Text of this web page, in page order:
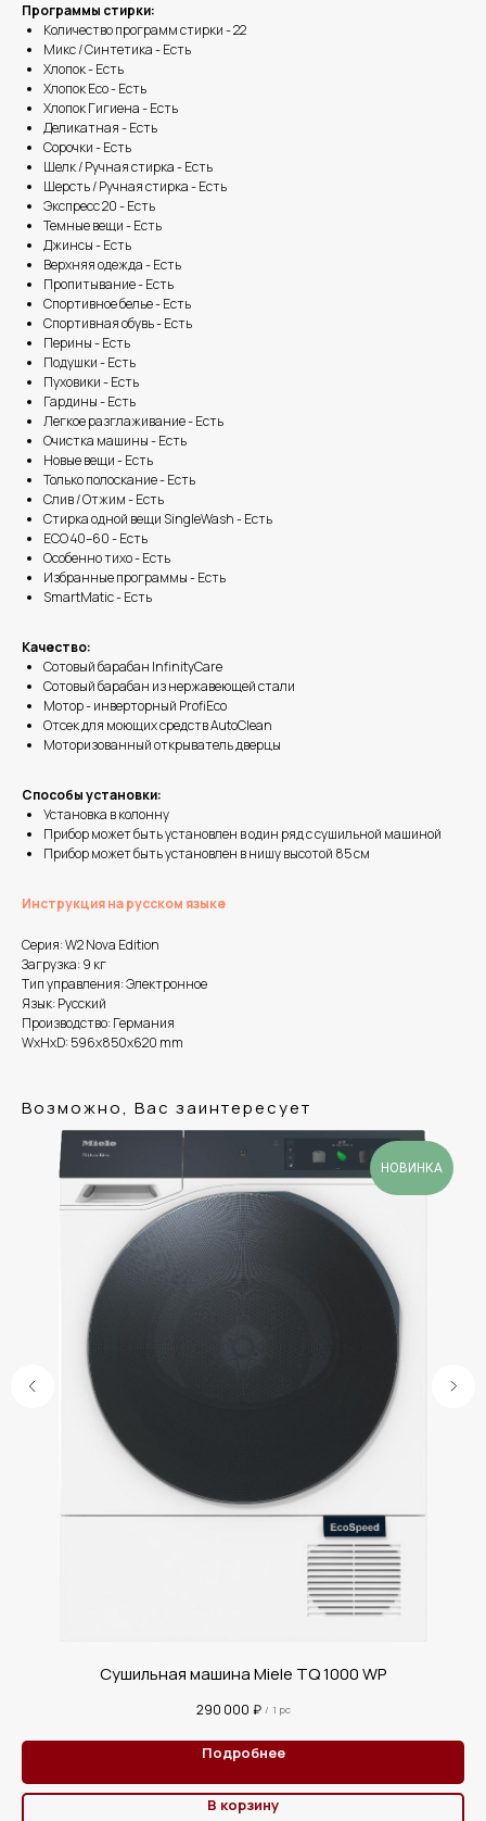
Программы стирки:
Количество программ стирки - 22
Микс / Синтетика - Есть
Хлопок - Есть
Хлопок Eco - Есть
Хлопок Гигиена - Есть
Деликатная - Есть
Сорочки - Есть
Шелк / Ручная стирка - Есть
Шерсть / Ручная стирка - Есть
Экспресс 20 - Есть
Темные вещи - Есть
Джинсы - Есть
Верхняя одежда - Есть
Пропитывание - Есть
Спортивное белье - Есть
Спортивная обувь - Есть
Перины - Есть
Подушки - Есть
Пуховики - Есть
Гардины - Есть
Легкое разглаживание - Есть
Очистка машины - Есть
Новые вещи - Есть
Только полоскание - Есть
Слив / Отжим - Есть
Стирка одной вещи SingleWash - Есть
ECO 40–60 - Есть
Особенно тихо - Есть
Избранные программы - Есть
SmartMatic - Есть
Качество:
Сотовый барабан InfinityCare
Сотовый барабан из нержавеющей стали
Мотор - инверторный ProfiEco
Отсек для моющих средств AutoClean
Моторизованный открыватель дверцы
Способы установки:
Установка в колонну
Прибор может быть установлен в один ряд с сушильной машиной
Прибор может быть установлен в нишу высотой 85 см
Инструкция на русском языке
Серия: W2 Nova Edition
Загрузка: 9 кг
Тип управления: Электронное
Язык: Русский
Производство: Германия
WxHxD: 596x850x620 mm
Возможно, Вас заинтересует
НОВИНКА
Сушильная машина Miele TQ 1000 WP
290 000 ₽ / 1 pc
Подробнее
В корзину